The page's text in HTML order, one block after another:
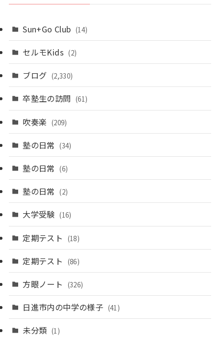
Sun+Go Club (14)
セルモKids (2)
ブログ (2,330)
卒塾生の訪問 (61)
吹奏楽 (209)
塾の日常 (34)
塾の日常 (6)
塾の日常 (2)
大学受験 (16)
定期テスト (18)
定期テスト (86)
方眼ノート (326)
日進市内の中学の様子 (41)
未分類 (1)